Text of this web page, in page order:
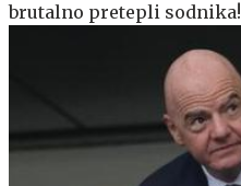
brutalno pretepli sodnika!